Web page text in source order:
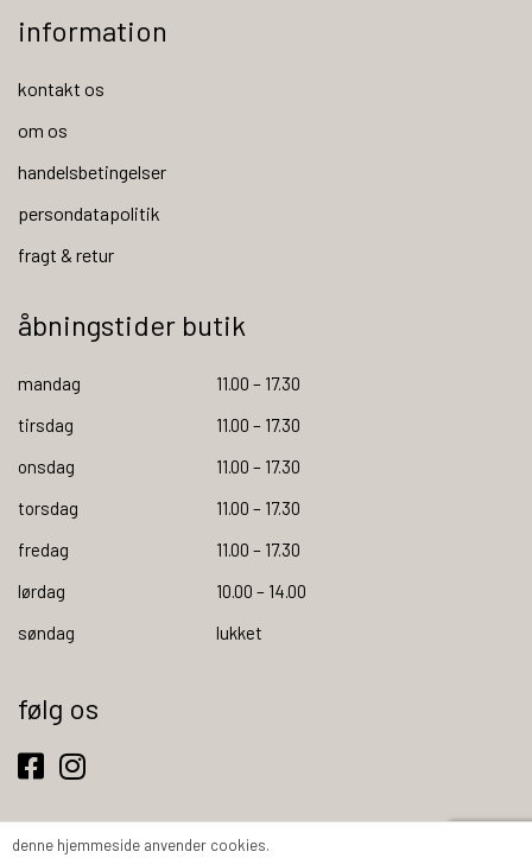
information
kontakt os
om os
handelsbetingelser
persondatapolitik
fragt & retur
åbningstider butik
mandag
11.00 – 17.30
tirsdag
11.00 – 17.30
onsdag
11.00 – 17.30
torsdag
11.00 – 17.30
fredag
11.00 – 17.30
lørdag
10.00 – 14.00
søndag
lukket
følg os
denne hjemmeside anvender cookies.